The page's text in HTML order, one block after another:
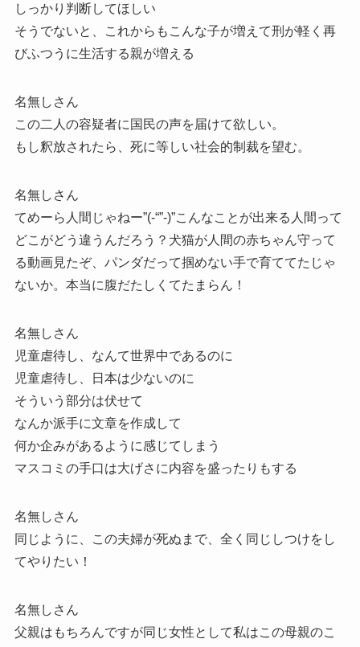
しっかり判断してほしい
そうでないと、これからもこんな子が増えて刑が軽く再
びふつうに生活する親が増える
名無しさん
この二人の容疑者に国民の声を届けて欲しい。
もし釈放されたら、死に等しい社会的制裁を望む。
名無しさん
てめーら人間じゃねー”(-“”-)”こんなことが出来る人間って
どこがどう違うんだろう？犬猫が人間の赤ちゃん守って
る動画見たぞ、パンダだって掴めない手で育ててたじゃ
ないか。本当に腹だたしくてたまらん！
名無しさん
児童虐待し、なんて世界中であるのに
児童虐待し、日本は少ないのに
そういう部分は伏せて
なんか派手に文章を作成して
何か企みがあるように感じてしまう
マスコミの手口は大げさに内容を盛ったりもする
名無しさん
同じように、この夫婦が死ぬまで、全く同じしつけをし
てやりたい！
名無しさん
父親はもちろんですが同じ女性として私はこの母親のこ